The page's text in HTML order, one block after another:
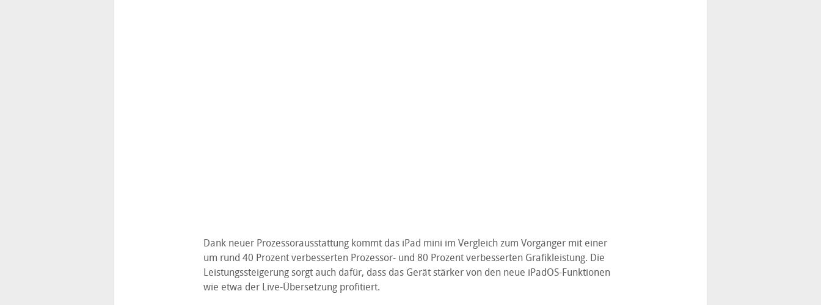
Dank neuer Prozessorausstattung kommt das iPad mini im Vergleich zum Vorgänger mit einer
um rund 40 Prozent verbesserten Prozessor- und 80 Prozent verbesserten Grafikleistung. Die
Leistungssteigerung sorgt auch dafür, dass das Gerät stärker von den neue iPadOS-Funktionen
wie etwa der Live-Übersetzung profitiert.